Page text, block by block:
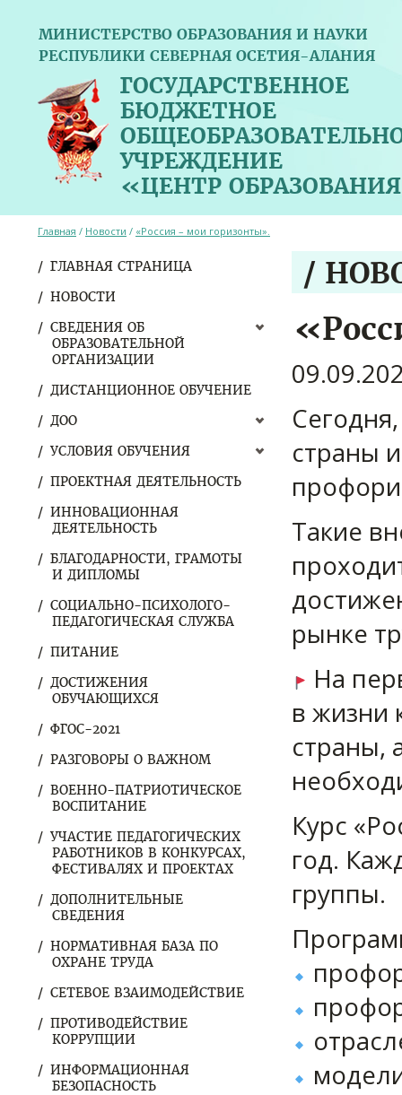
МИНИСТЕРСТВО ОБРАЗОВАНИЯ И НАУКИ
РЕСПУБЛИКИ СЕВЕРНАЯ ОСЕТИЯ-АЛАНИЯ
ГОСУДАРСТВЕННОЕ
БЮДЖЕТНОЕ
УЧРЕЖДЕНИЕ
«ЦЕНТР
ГЛАВНАЯ СТРАНИЦА
НОВОСТИ
СВЕДЕНИЯ ОБ
ОБРАЗОВАТЕЛЬНОЙ
ОРГАНИЗАЦИИ
ДИСТАНЦИОННОЕ ОБУЧЕНИЕ
ДОО
УСЛОВИЯ ОБУЧЕНИЯ
ПРОЕКТНАЯ ДЕЯТЕЛЬНОСТЬ
ИННОВАЦИОННАЯ
ДЕЯТЕЛЬНОСТЬ
БЛАГОДАРНОСТИ, ГРАМОТЫ
И ДИПЛОМЫ
СОЦИАЛЬНО-ПСИХОЛОГО-
ПЕДАГОГИЧЕСКАЯ СЛУЖБА
ПИТАНИЕ
ДОСТИЖЕНИЯ
ОБУЧАЮЩИХСЯ
ФГОС-2021
РАЗГОВОРЫ О ВАЖНОМ
ВОЕННО-ПАТРИОТИЧЕСКОЕ
ВОСПИТАНИЕ
УЧАСТИЕ ПЕДАГОГИЧЕСКИХ
РАБОТНИКОВ В КОНКУРСАХ,
ФЕСТИВАЛЯХ И ПРОЕКТАХ
ДОПОЛНИТЕЛЬНЫЕ
СВЕДЕНИЯ
НОРМАТИВНАЯ БАЗА ПО
ОХРАНЕ ТРУДА
СЕТЕВОЕ ВЗАИМОДЕЙСТВИЕ
ПРОТИВОДЕЙСТВИЕ
КОРРУПЦИИ
ИНФОРМАЦИОННАЯ
БЕЗОПАСНОСТЬ
Главная / Новости / «Россия – мои горизонты».
/
страны
Такие
рынке
На
в жизни
страны,
Курс
год.
группы.